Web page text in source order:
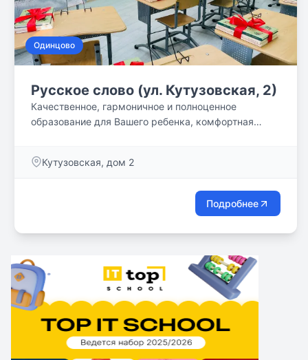
Одинцово
Русское слово (ул. Кутузовская, 2)
Качественное, гармоничное и полноценное
образование для Вашего ребенка, комфортная
Кутузовская, дом 2
Подробнее